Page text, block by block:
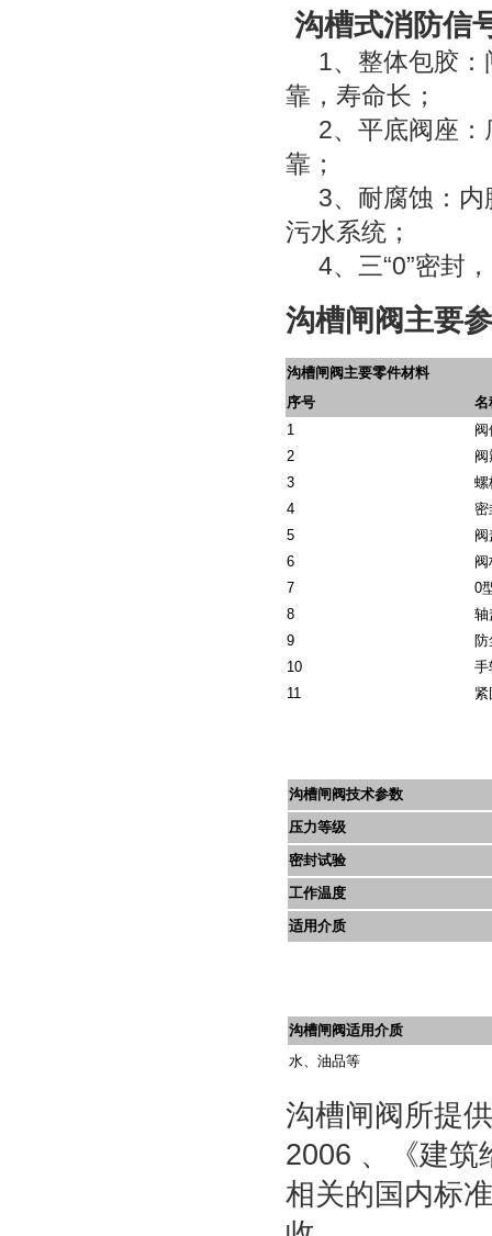
沟槽式消防信
1、整体包胶：
靠，寿命长；
2、平底阀座：
靠；
3、耐腐蚀：内
污水系统；
4、三“0”密封
沟槽闸阀主要
沟槽闸阀主要零件材料
序号
名
1
阀
2
阀
3
螺
4
密
5
阀
6
阀
7
0
8
轴
9
防
10
手
11
沟槽闸阀技术参数
压力等级
密封试验
工作温度
适用介质
沟槽闸阀适用介质
水、油品等
沟槽闸阀所提
2006 、《建筑
相关的国内标